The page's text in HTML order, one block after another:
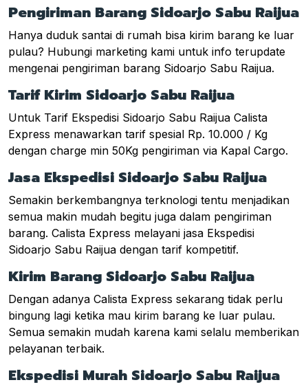
Pengiriman Barang Sidoarjo Sabu Raijua
Hanya duduk santai di rumah bisa kirim barang ke luar
pulau? Hubungi marketing kami untuk info terupdate
mengenai pengiriman barang Sidoarjo Sabu Raijua.
Tarif Kirim Sidoarjo Sabu Raijua
Untuk Tarif Ekspedisi Sidoarjo Sabu Raijua Calista
Express menawarkan tarif spesial Rp. 10.000 / Kg
dengan charge min 50Kg pengiriman via Kapal Cargo.
Jasa Ekspedisi Sidoarjo Sabu Raijua
Semakin berkembangnya terknologi tentu menjadikan
semua makin mudah begitu juga dalam pengiriman
barang. Calista Express melayani jasa Ekspedisi
Sidoarjo Sabu Raijua dengan tarif kompetitif.
Kirim Barang Sidoarjo Sabu Raijua
Dengan adanya Calista Express sekarang tidak perlu
bingung lagi ketika mau kirim barang ke luar pulau.
Semua semakin mudah karena kami selalu memberikan
pelayanan terbaik.
Ekspedisi Murah Sidoarjo Sabu Raijua